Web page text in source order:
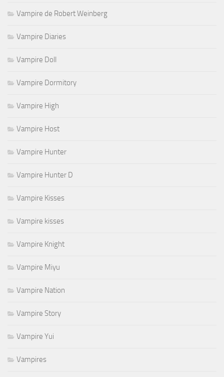
Vampire de Robert Weinberg
Vampire Diaries
Vampire Doll
Vampire Dormitory
Vampire High
Vampire Host
Vampire Hunter
Vampire Hunter D
Vampire Kisses
Vampire kisses
Vampire Knight
Vampire Miyu
Vampire Nation
Vampire Story
Vampire Yui
Vampires